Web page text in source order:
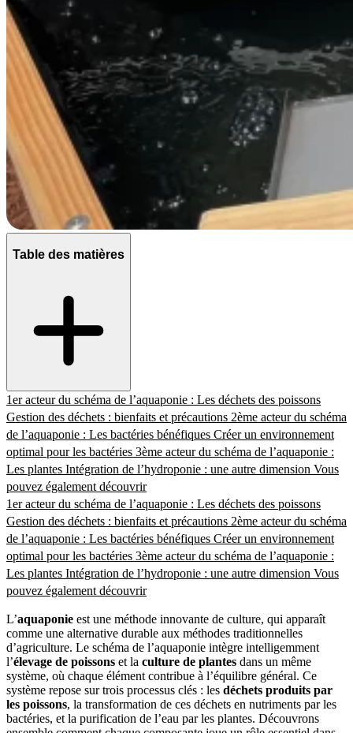
Table des matières
1er acteur du schéma de l’aquaponie : Les déchets des poissons
Gestion des déchets : bienfaits et précautions 2ème acteur du schéma
de l’aquaponie : Les bactéries bénéfiques Créer un environnement
optimal pour les bactéries 3ème acteur du schéma de l’aquaponie :
Les plantes Intégration de l’hydroponie : une autre dimension Vous
pouvez également découvrir
1er acteur du schéma de l’aquaponie : Les déchets des poissons
Gestion des déchets : bienfaits et précautions 2ème acteur du schéma
de l’aquaponie : Les bactéries bénéfiques Créer un environnement
optimal pour les bactéries 3ème acteur du schéma de l’aquaponie :
Les plantes Intégration de l’hydroponie : une autre dimension Vous
pouvez également découvrir
L’aquaponie est une méthode innovante de culture, qui apparaît
comme une alternative durable aux méthodes traditionnelles
d’agriculture. Le schéma de l’aquaponie intègre intelligemment
l’élevage de poissons et la culture de plantes dans un même
système, où chaque élément contribue à l’équilibre général. Ce
système repose sur trois processus clés : les déchets produits par
les poissons, la transformation de ces déchets en nutriments par les
bactéries, et la purification de l’eau par les plantes. Découvrons